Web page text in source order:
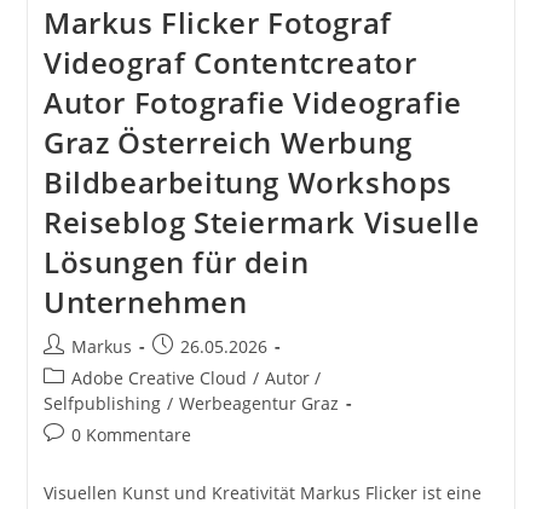
Markus Flicker Fotograf
Videograf Contentcreator
Autor Fotografie Videografie
Graz Österreich Werbung
Bildbearbeitung Workshops
Reiseblog Steiermark Visuelle
Lösungen für dein
Unternehmen
Beitrags-
Autor:
Markus
Beitrag
veröffentlicht:
26.05.2026
Beitrags-
Kategorie:
Adobe Creative Cloud / Autor /
Selfpublishing / Werbeagentur Graz
Beitrags-
0 Kommentare
Visuellen Kunst und Kreativität Markus Flicker ist eine